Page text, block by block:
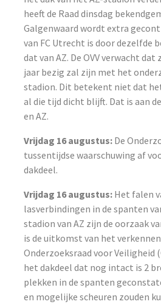
heeft de Raad dinsdag
Galgenwaard wordt extra
van FC Utrecht is door dezelfde
dat van AZ. De OVV verwacht
jaar bezig zal zijn met het
stadion. Dit betekent niet dat
al die tijd dicht blijft. Dat is aan
en AZ.
Vrijdag 16 augustus: De
tussentijdse waarschuwing af
dakdeel.
Vrijdag 16 augustus: Het falen
lasverbindingen in de spanten
stadion van AZ zijn de oorzaak
is de uitkomst van het
Onderzoeksraad voor Veiligheid
het dakdeel dat nog intact is 2
plekken in de spanten
en mogelijke scheuren zouden